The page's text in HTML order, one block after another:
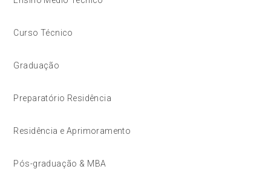
Curso Técnico
Graduação
Preparatório Residência
Residência e Aprimoramento
Pós-graduação & MBA